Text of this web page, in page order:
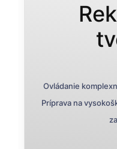
Ovládanie
Príprava na